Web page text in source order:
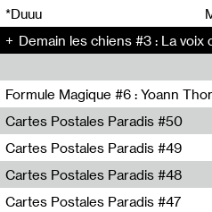
*Duuu
Demain les chiens #3 : La voix du
Formule Magique #6 : Yoann
Nathalie Lacroix,Yoann Thommerel
Cartes Postales Paradis #50
Zoé Leroux
Cartes Postales Paradis #49
Aurore Portales
Cartes Postales Paradis #48
Mathias Dupaquier
Cartes Postales Paradis #47
00
00